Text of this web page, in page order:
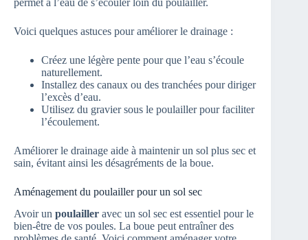
Voici quelques astuces pour améliorer le drainage :
Créez une légère pente pour que l’eau s’écoule
naturellement.
Installez des canaux ou des tranchées pour diriger
l’excès d’eau.
Utilisez du gravier sous le poulailler pour faciliter
l’écoulement.
Améliorer le drainage aide à maintenir un sol plus sec et
sain, évitant ainsi les désagréments de la boue.
Aménagement du poulailler pour un sol sec
Avoir un poulailler avec un sol sec est essentiel pour le
bien-être de vos poules. La boue peut entraîner des